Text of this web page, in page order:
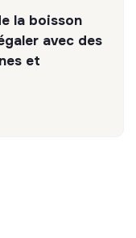
la boisson
avec des
et